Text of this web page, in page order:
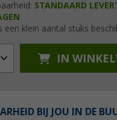
STANDAARD
een klein aantal stuks
IN
BIJ JOU IN DE